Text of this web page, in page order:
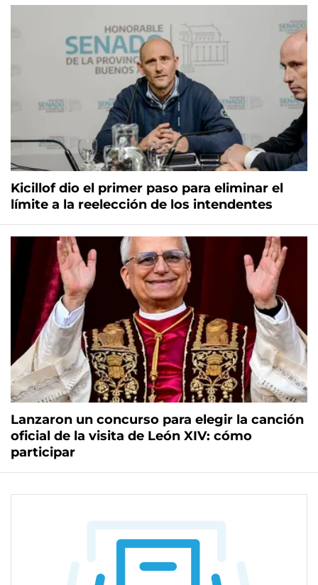
Kicillof dio el primer paso para eliminar el
límite a la reelección de los intendentes
Lanzaron un concurso para elegir la canción
oficial de la visita de León XIV: cómo
participar